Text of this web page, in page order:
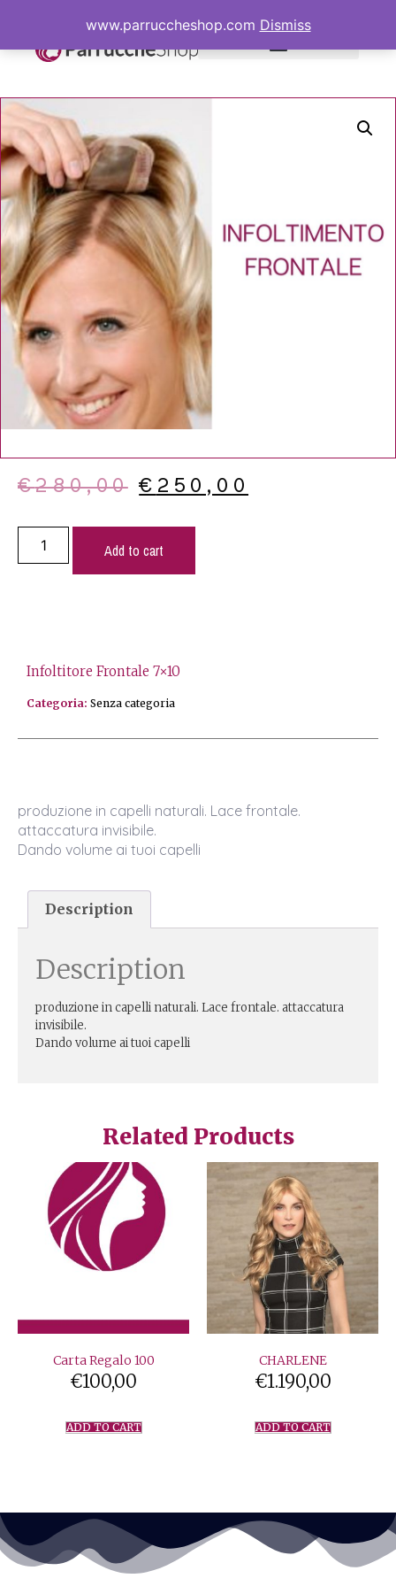
€280,00 € 250,00
Add to cart
Related Products
Carta Regalo 100
€100,00
ADD TO CART
CHARLENE
€1.190,00
ADD TO CART
Infoltitore Frontale 7×10
Categoria: Senza categoria
produzione in capelli naturali. Lace frontale.
attaccatura invisibile.
Dando volume ai tuoi capelli
Description
Description
produzione in capelli naturali. Lace frontale. attaccatura
invisibile.
Dando volume ai tuoi capelli
www.parruccheshop.com Dismiss